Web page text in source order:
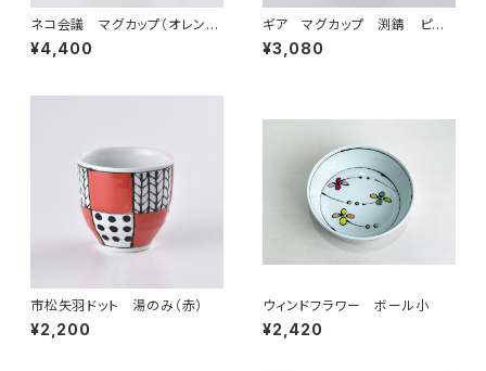
ネコ会議 マグカップ（オレン
ジ）
¥4,400
ギア マグカップ 渕錆 ピン
ク
¥3,080
市松矢羽ドット 湯のみ（赤）
¥2,200
ウィンドフラワー ボール小
¥2,420